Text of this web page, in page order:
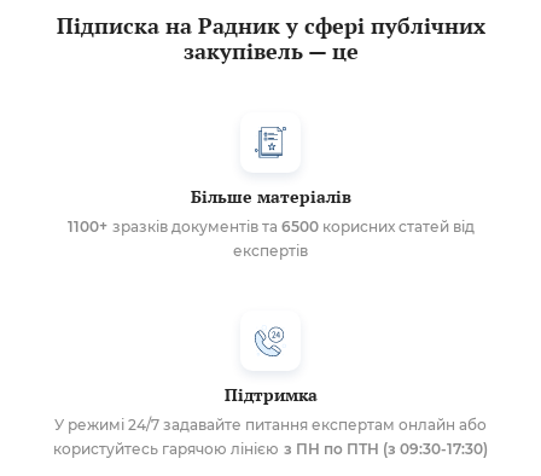
Підписка на Радник у сфері публічних
закупівель — це
Більше матеріалів
1100+ зразків документів та 6500корисних статей від
експертів
Підтримка
У режимі 24/7 задавайте питання експертам онлайн або
користуйтесь гарячою лінією з ПН по ПТН (з 09:30-17:30)